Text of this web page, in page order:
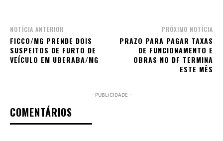
NOTÍCIA ANTERIOR
FICCO/MG PRENDE DOIS
SUSPEITOS DE FURTO DE
VEÍCULO EM UBERABA/MG
PRÓXIMO NOTÍCIA
PRAZO PARA PAGAR TAXAS
DE FUNCIONAMENTO E
OBRAS NO DF TERMINA
ESTE MÊS
- PUBLICIDADE -
COMENTÁRIOS